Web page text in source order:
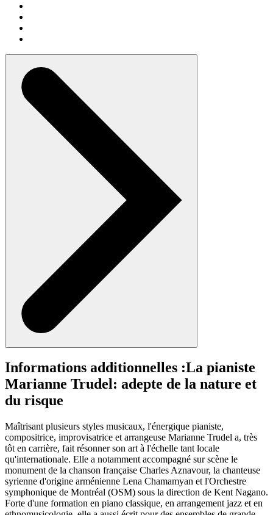
Informations additionnelles :La pianiste
Marianne Trudel: adepte de la nature et
du risque
Maîtrisant plusieurs styles musicaux, l'énergique pianiste,
compositrice, improvisatrice et arrangeuse Marianne Trudel a, très
tôt en carrière, fait résonner son art à l'échelle tant locale
qu'internationale. Elle a notamment accompagné sur scène le
monument de la chanson française Charles Aznavour, la chanteuse
syrienne d'origine arménienne Lena Chamamyan et l'Orchestre
symphonique de Montréal (OSM) sous la direction de Kent Nagano.
Forte d'une formation en piano classique, en arrangement jazz et en